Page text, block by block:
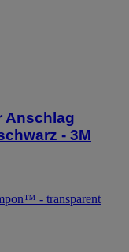
Anschlag
- 3M
- transparent